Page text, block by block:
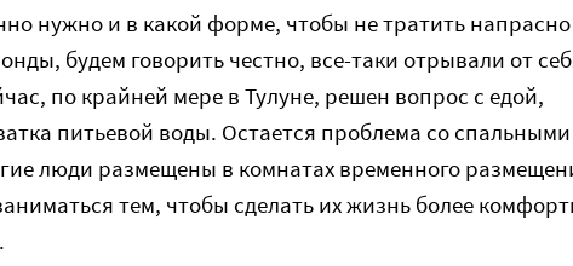
нужно и в какой форме, чтобы не тратить напрасно
будем говорить честно, все-таки отрывали от
по крайней мере в Тулуне, решен вопрос с едой,
питьевой воды. Остается проблема со спальными
люди размещены в комнатах временного
тем, чтобы сделать их жизнь более